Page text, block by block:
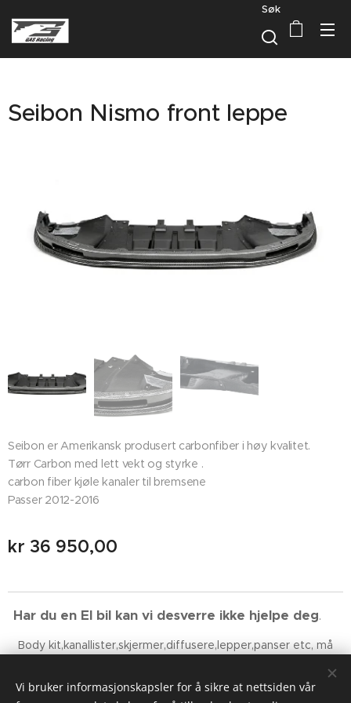
Søk
Seibon Nismo front leppe
Seibon er Amerikansk produsert carbonfiber i høy kvalitet.
Tørr Carbon med lett vekt og styrke .
carbon fiber kjøle kanaler til bremsene
Passer 2012-2016
kr 36 950,00
Har du en El bil kan vi desverre ikke hjelpe deg. 😉
Body kit,kanallister,skjermer,diffusere,lepper,panser etc, må
forventes!
Vi bruker informasjonskapsler for å sikre at nettsiden vår